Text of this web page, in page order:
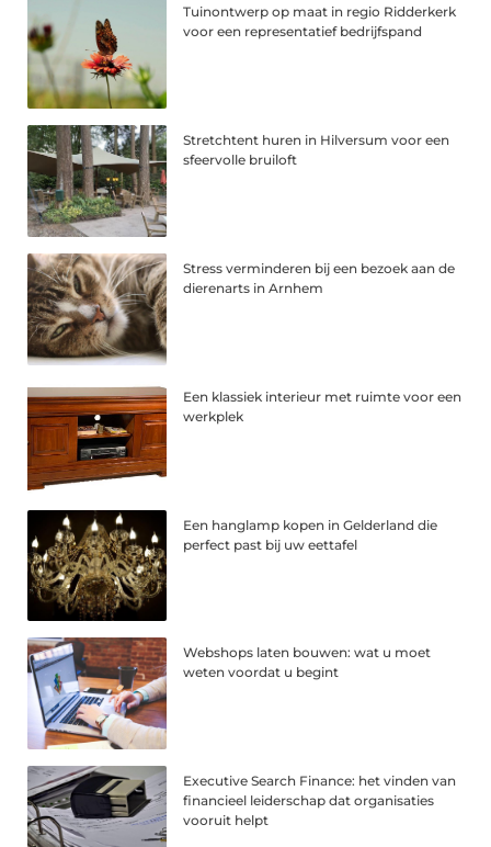
Tuinontwerp op maat in regio Ridderkerk
voor een representatief bedrijfspand
Stretchtent huren in Hilversum voor een
sfeervolle bruiloft
Stress verminderen bij een bezoek aan de
dierenarts in Arnhem
Een klassiek interieur met ruimte voor een
werkplek
Een hanglamp kopen in Gelderland die
perfect past bij uw eettafel
Webshops laten bouwen: wat u moet
weten voordat u begint
Executive Search Finance: het vinden van
financieel leiderschap dat organisaties
vooruit helpt